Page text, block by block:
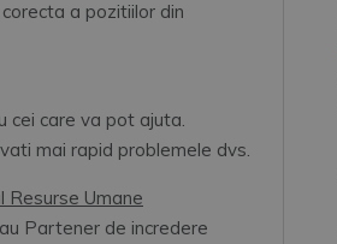
a pozitiilor din
cei care va pot ajuta.
mai rapid problemele dvs.
Resurse Umane
Partener de incredere